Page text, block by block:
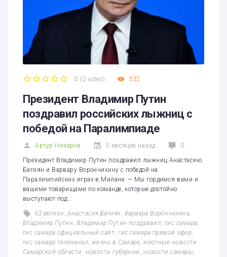
0 (0 votes) 532
Президент Владимир Путин
поздравил российских лыжниц с
победой на Паралимпиаде
Артур Назаров 5 месяцев назад 0
Президент Владимир Путин поздравил лыжниц Анастасию
Багиян и Варвару Ворончихину с победой на
Паралимпийских играх в Милане. — Мы гордимся вами и
вашими товарищами по команде, которые достойно
выступают под…
63 регион ,Анастасия Багиян Варвара Ворончихина
Владимир Путин ,Владимир Путин поздравил гис самара
гис самара официальный сайт ,гис самара прямой эфир,
гис самара телеканал
жизнь в Самаре ,местные новости
Самарской области
новости губернии новости самары